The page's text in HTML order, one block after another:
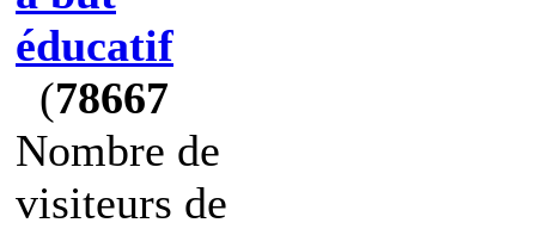
éducatif
(78667
Nombre de
visiteurs de